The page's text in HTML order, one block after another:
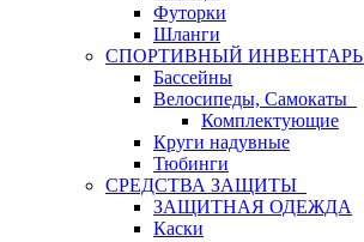
Футорки
Шланги
СПОРТИВНЫЙ ИНВЕНТАРЬ
Бассейны
Велосипеды, Самокаты
Комплектующие
Круги надувные
Тюбинги
СРЕДСТВА ЗАЩИТЫ
ЗАЩИТНАЯ ОДЕЖДА
Каски